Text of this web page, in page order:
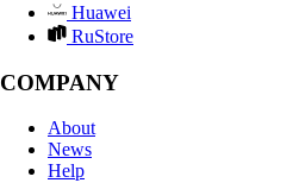
Huawei
RuStore
COMPANY
About
News
Help